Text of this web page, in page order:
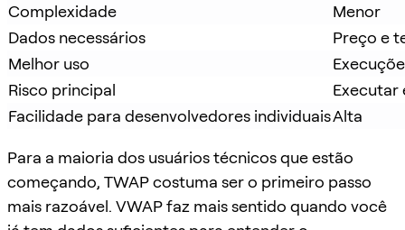
Complexidade
Menor
Dados necessários
Preço e
Melhor uso
Risco principal
Executar
Facilidade para desenvolvedores individuaisAlta
Para a maioria dos usuários técnicos que estão
começando, TWAP costuma ser o primeiro passo
mais razoável. VWAP faz mais sentido quando você